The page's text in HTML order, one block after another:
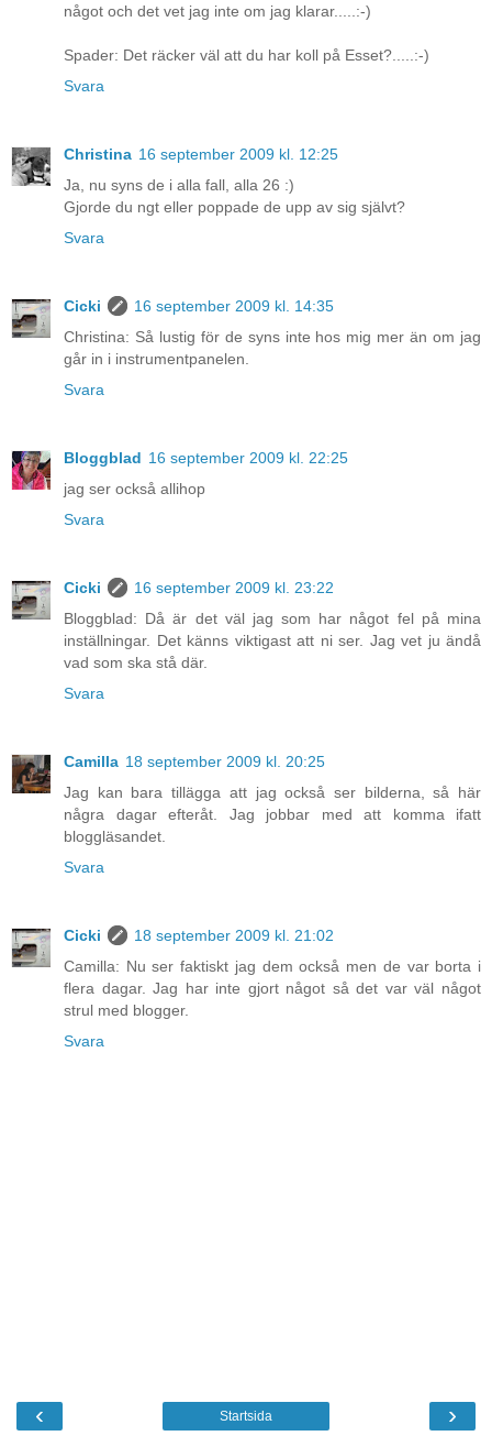
något och det vet jag inte om jag klarar.....:-)
Spader: Det räcker väl att du har koll på Esset?.....:-)
Svara
Christina 16 september 2009 kl. 12:25
Ja, nu syns de i alla fall, alla 26 :)
Gjorde du ngt eller poppade de upp av sig självt?
Svara
Cicki
16 september 2009 kl. 14:35
Christina: Så lustig för de syns inte hos mig mer än om jag
går in i instrumentpanelen.
Svara
Bloggblad 16 september 2009 kl. 22:25
jag ser också allihop
Svara
Cicki
16 september 2009 kl. 23:22
Bloggblad: Då är det väl jag som har något fel på mina
inställningar. Det känns viktigast att ni ser. Jag vet ju ändå
vad som ska stå där.
Svara
Camilla 18 september 2009 kl. 20:25
Jag kan bara tillägga att jag också ser bilderna, så här
några dagar efteråt. Jag jobbar med att komma ifatt
bloggläsandet.
Svara
Cicki
18 september 2009 kl. 21:02
Camilla: Nu ser faktiskt jag dem också men de var borta i
flera dagar. Jag har inte gjort något så det var väl något
strul med blogger.
Svara
‹ ›
Startsida